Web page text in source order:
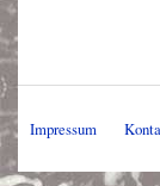
Impressum